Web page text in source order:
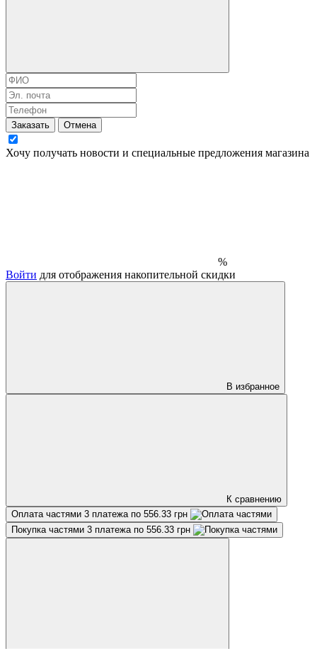
Заказать Отмена
Хочу получать новости и специальные предложения магазина
%
Войти для отображения накопительной скидки
В избранное
К сравнению
Оплата частями 3 платежа по 556.33 грн
Покупка частями 3 платежа по 556.33 грн